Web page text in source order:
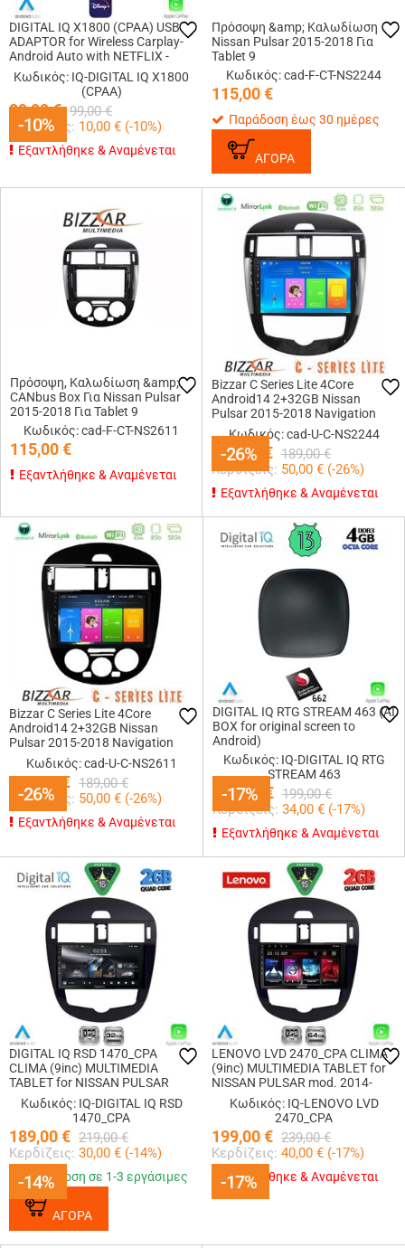
-10%
DIGITAL IQ X1800 (CPAA) USB
ADAPTOR for Wireless Carplay-
Android Auto with NETFLIX -
YOUTUBE - DISNEY+
Κωδικός: IQ-DIGITAL IQ X1800
(CPAA)
89,00€ 99,00 €
Κερδίζεις: 10,00 € (-10%)
-10%
Εξαντλήθηκε & Αναμένεται
Πρόσοψη &amp; Καλωδίωση
Nissan Pulsar 2015-2018 Για
Tablet 9
Κωδικός: cad-F-CT-NS2244
115,00€
Παράδοση έως 30 ημέρες
ΑΓΟΡΑ
Πρόσοψη, Καλωδίωση &amp;
CANbus Box Για Nissan Pulsar
2015-2018 Για Tablet 9
Κωδικός: cad-F-CT-NS2611
115,00€
Εξαντλήθηκε & Αναμένεται
-26%
Bizzar C Series Lite 4Core
Android14 2+32GB Nissan
Pulsar 2015-2018 Navigation
Multimedia Tablet 9
Κωδικός: cad-U-C-NS2244
139,00 € 189,00 €
Κερδίζεις: 50,00 € (-26%)
-26%
Εξαντλήθηκε & Αναμένεται
-26%
Bizzar C Series Lite 4Core
Android14 2+32GB Nissan
Pulsar 2015-2018 Navigation
Multimedia Tablet 9
Κωδικός: cad-U-C-NS2611
139,00€ 189,00 €
Κερδίζεις: 50,00 € (-26%)
-26%
Εξαντλήθηκε & Αναμένεται
-17%
DIGITAL IQ RTG STREAM 463 (AI
BOX for original screen to
Android)
Κωδικός: IQ-DIGITAL IQ RTG
STREAM 463
165,00 € 199,00 €
Κερδίζεις: 34,00 € (-17%)
-17%
Εξαντλήθηκε & Αναμένεται
-14%
DIGITAL IQ RSD 1470_CPA
CLIMA (9inc) MULTIMEDIA
TABLET for NISSAN PULSAR
mod. 2014-2020
Κωδικός: IQ-DIGITAL IQ RSD
1470_CPA
189,00€ 219,00 €
Κερδίζεις: 30,00 € (-14%)
-14%
Παράδοση σε 1-3 εργάσιμες
ΑΓΟΡΑ
-17%
LENOVO LVD 2470_CPA CLIMA
(9inc) MULTIMEDIA TABLET for
NISSAN PULSAR mod. 2014-
2020Κωδικός: IQ-LENOVO LVD
2470_CPA
199,00€ 239,00 €
Κερδίζεις: 40,00 € (-17%)
-17%
Εξαντλήθηκε & Αναμένεται